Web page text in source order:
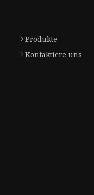
Produkte
Kontaktiere uns